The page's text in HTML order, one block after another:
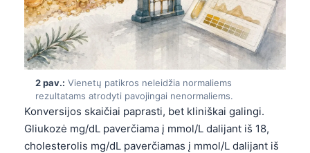
2 pav.: Vienetų patikros neleidžia normaliems
rezultatams atrodyti pavojingai nenormaliems.
Konversijos skaičiai paprasti, bet kliniškai galingi.
Gliukozė mg/dL paverčiama į mmol/L dalijant iš 18,
cholesterolis mg/dL paverčiamas į mmol/L dalijant iš